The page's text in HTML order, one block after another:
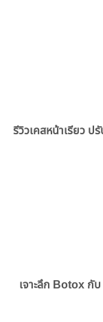
รีวิวเคสหน้าเรียว
เจาะลึก Botox กั